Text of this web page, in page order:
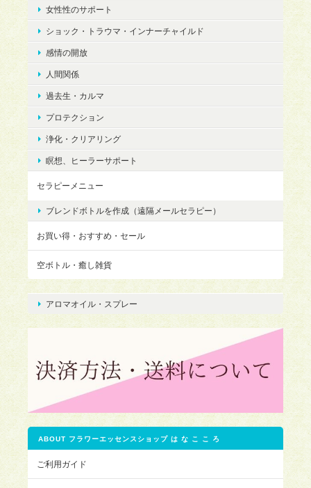
女性性のサポート
ショック・トラウマ・インナーチャイルド
感情の開放
人間関係
過去生・カルマ
プロテクション
浄化・クリアリング
瞑想、ヒーラーサポート
セラピーメニュー
ブレンドボトルを作成（遠隔メールセラピー）
お買い得・おすすめ・セール
空ボトル・癒し雑貨
アロマオイル・スプレー
ABOUT フラワーエッセンスショップ は な こ こ ろ
ご利用ガイド